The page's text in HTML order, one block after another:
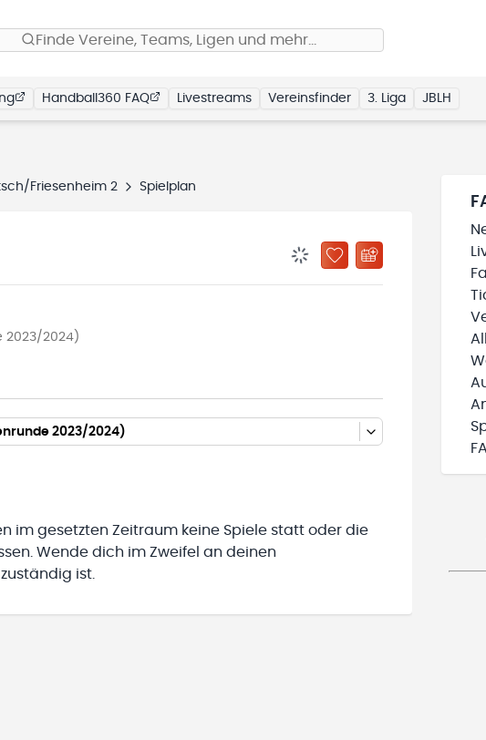
Finde Vereine, Teams, Ligen und mehr…
Handball360 FAQ Livestreams Vereinsfinder 3. Liga JBLH
Friesenheim 2 Spielplan
BENACHRICHTIGUNGSSTATUS
ZU „MEINE TEAMS“
2023/2024)
2023/2024)
im gesetzten Zeitraum keine Spiele statt oder die
Wende dich im Zweifel an deinen
ist.